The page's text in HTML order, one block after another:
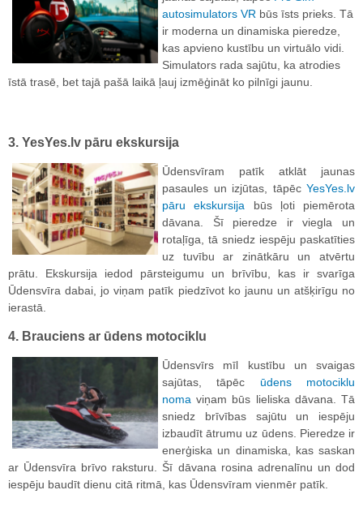
autosimulators VR būs īsts prieks. Tā
ir moderna un dinamiska pieredze,
kas apvieno kustību un virtuālo vidi.
Simulators rada sajūtu, ka atrodies
īstā trasē, bet tajā pašā laikā ļauj izmēģināt ko pilnīgi jaunu.
3. YesYes.lv pāru ekskursija
Ūdensvīram patīk atklāt jaunas
pasaules un izjūtas, tāpēc YesYes.lv
pāru ekskursija būs ļoti piemērota
dāvana. Šī pieredze ir viegla un
rotaļīga, tā sniedz iespēju paskatīties
uz tuvību ar zinātkāru un atvērtu
prātu. Ekskursija iedod pārsteigumu un brīvību, kas ir svarīga
Ūdensvīra dabai, jo viņam patīk piedzīvot ko jaunu un atšķirīgu no
ierastā.
4. Brauciens ar ūdens motociklu
Ūdensvīrs mīl kustību un svaigas
sajūtas, tāpēc ūdens motociklu
noma viņam būs lieliska dāvana. Tā
sniedz brīvības sajūtu un iespēju
izbaudīt ātrumu uz ūdens. Pieredze ir
enerģiska un dinamiska, kas saskan
ar Ūdensvīra brīvo raksturu. Šī dāvana rosina adrenalīnu un dod
iespēju baudīt dienu citā ritmā, kas Ūdensvīram vienmēr patīk.